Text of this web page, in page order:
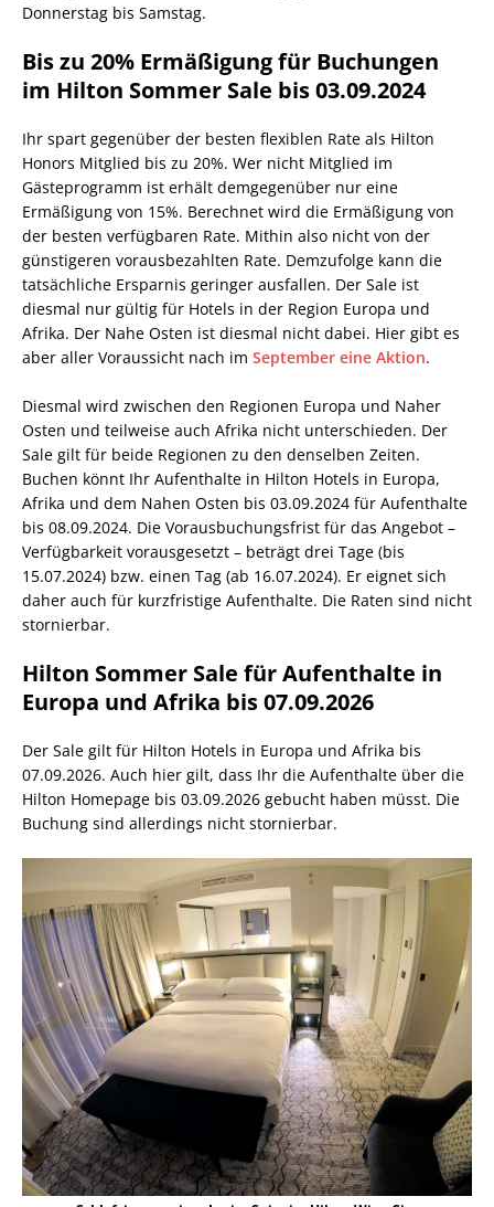
Donnerstag bis Samstag.
Bis zu 20% Ermäßigung für Buchungen
im Hilton Sommer Sale bis 03.09.2024
Ihr spart gegenüber der besten flexiblen Rate als Hilton
Honors Mitglied bis zu 20%. Wer nicht Mitglied im
Gästeprogramm ist erhält demgegenüber nur eine
Ermäßigung von 15%. Berechnet wird die Ermäßigung von
der besten verfügbaren Rate. Mithin also nicht von der
günstigeren vorausbezahlten Rate. Demzufolge kann die
tatsächliche Ersparnis geringer ausfallen. Der Sale ist
diesmal nur gültig für Hotels in der Region Europa und
Afrika. Der Nahe Osten ist diesmal nicht dabei. Hier gibt es
aber aller Voraussicht nach im September eine Aktion.
Diesmal wird zwischen den Regionen Europa und Naher
Osten und teilweise auch Afrika nicht unterschieden. Der
Sale gilt für beide Regionen zu den denselben Zeiten.
Buchen könnt Ihr Aufenthalte in Hilton Hotels in Europa,
Afrika und dem Nahen Osten bis 03.09.2024 für Aufenthalte
bis 08.09.2024. Die Vorausbuchungsfrist für das Angebot –
Verfügbarkeit vorausgesetzt – beträgt drei Tage (bis
15.07.2024) bzw. einen Tag (ab 16.07.2024). Er eignet sich
daher auch für kurzfristige Aufenthalte. Die Raten sind nicht
stornierbar.
Hilton Sommer Sale für Aufenthalte in
Europa und Afrika bis 07.09.2026
Der Sale gilt für Hilton Hotels in Europa und Afrika bis
07.09.2026. Auch hier gilt, dass Ihr die Aufenthalte über die
Hilton Homepage bis 03.09.2026 gebucht haben müsst. Die
Buchung sind allerdings nicht stornierbar.